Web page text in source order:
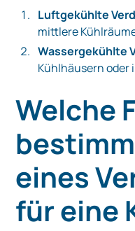
Luftgekühlte
mittlere
Wassergekühlte
Kühlhäusern oder
Welche
eines
für eine